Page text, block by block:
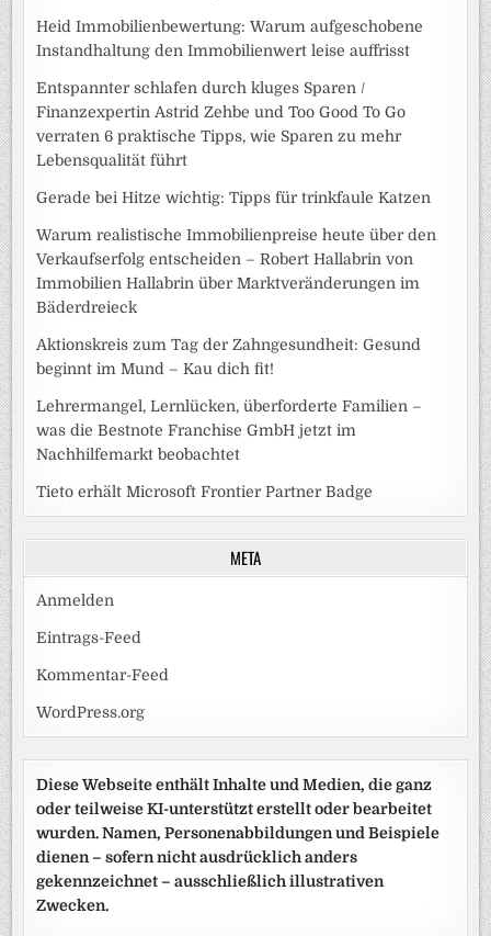
Heid Immobilienbewertung: Warum aufgeschobene
Instandhaltung den Immobilienwert leise auffrisst
Entspannter schlafen durch kluges Sparen /
Finanzexpertin Astrid Zehbe und Too Good To Go
verraten 6 praktische Tipps, wie Sparen zu mehr
Lebensqualität führt
Gerade bei Hitze wichtig: Tipps für trinkfaule Katzen
Warum realistische Immobilienpreise heute über den
Verkaufserfolg entscheiden – Robert Hallabrin von
Immobilien Hallabrin über Marktveränderungen im
Bäderdreieck
Aktionskreis zum Tag der Zahngesundheit: Gesund
beginnt im Mund – Kau dich fit!
Lehrermangel, Lernlücken, überforderte Familien –
was die Bestnote Franchise GmbH jetzt im
Nachhilfemarkt beobachtet
Tieto erhält Microsoft Frontier Partner Badge
META
Anmelden
Eintrags-Feed
Kommentar-Feed
WordPress.org
Diese Webseite enthält Inhalte und Medien, die ganz
oder teilweise KI-unterstützt erstellt oder bearbeitet
wurden. Namen, Personenabbildungen und Beispiele
dienen – sofern nicht ausdrücklich anders
gekennzeichnet – ausschließlich illustrativen
Zwecken.